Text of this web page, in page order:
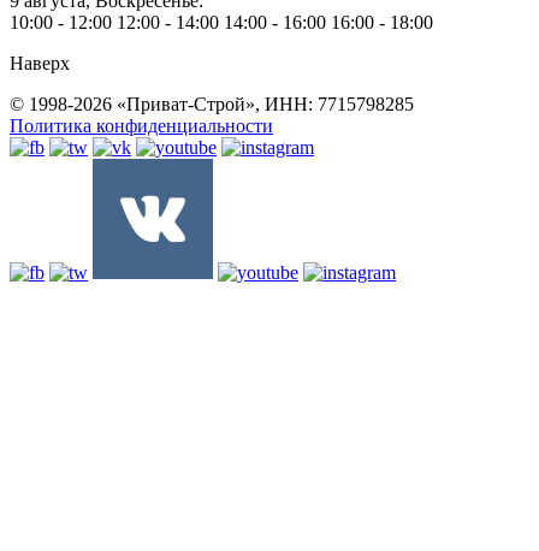
10:00 - 12:00 12:00 - 14:00 14:00 - 16:00 16:00 - 18:00
Наверх
© 1998-2026 «Приват-Строй», ИНН: 7715798285
Политика конфиденциальности